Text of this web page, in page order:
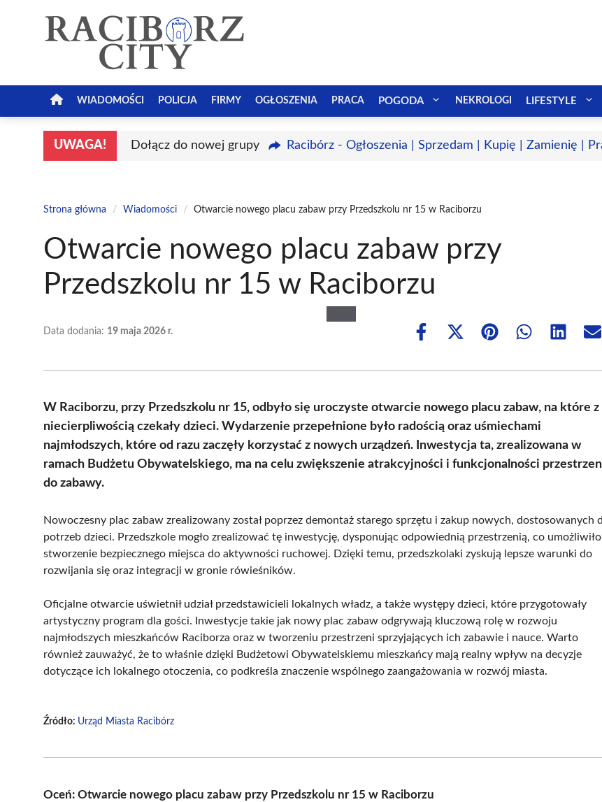
WIADOMOŚCI POLICJA FIRMY OGŁOSZENIA PRACA POGODA NEKROLOGI LIFESTYLE
UWAGA! Dołącz do nowej grupy Racibórz - Ogłoszenia | Sprzedam | Kupię | Zamienię |
Strona główna / Wiadomości / Otwarcie nowego placu zabaw przy Przedszkolu nr 15 w Raciborzu
Otwarcie nowego placu zabaw przy
Przedszkolu nr 15 w Raciborzu
Data dodania: 19 maja 2026 r.
Share
Share
(Twitter)
Share Share Share
W Raciborzu, przy Przedszkolu nr 15, odbyło się uroczyste otwarcie nowego placu zabaw, na które z
niecierpliwością czekały dzieci. Wydarzenie przepełnione było radością oraz uśmiechami
najmłodszych, które od razu zaczęły korzystać z nowych urządzeń. Inwestycja ta, zrealizowana w
ramach Budżetu Obywatelskiego, ma na celu zwiększenie atrakcyjności i funkcjonalności
do zabawy.
Nowoczesny plac zabaw zrealizowany został poprzez demontaż starego sprzętu i zakup nowych, dostosowanych
potrzeb dzieci. Przedszkole mogło zrealizować tę inwestycję, dysponując odpowiednią przestrzenią, co umożliwiło
stworzenie bezpiecznego miejsca do aktywności ruchowej. Dzięki temu, przedszkolaki zyskują lepsze warunki do
rozwijania się oraz integracji w gronie rówieśników.
Oficjalne otwarcie uświetnił udział przedstawicieli lokalnych władz, a także występy dzieci, które przygotowały
artystyczny program dla gości. Inwestycje takie jak nowy plac zabaw odgrywają kluczową rolę w rozwoju
najmłodszych mieszkańców Raciborza oraz w tworzeniu przestrzeni sprzyjających ich zabawie i nauce. Warto
również zauważyć, że to właśnie dzięki Budżetowi Obywatelskiemu mieszkańcy mają realny wpływ na decyzje
dotyczące ich lokalnego otoczenia, co podkreśla znaczenie wspólnego zaangażowania w rozwój miasta.
Źródło: Urząd Miasta Racibórz
Oceń: Otwarcie nowego placu zabaw przy Przedszkolu nr 15 w Raciborzu